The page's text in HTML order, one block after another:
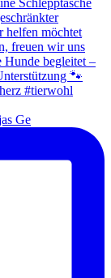
Ge